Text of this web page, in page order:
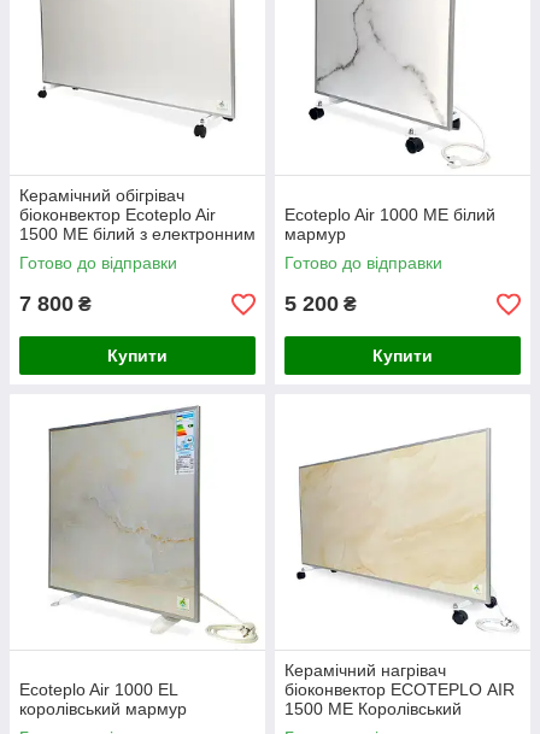
Керамічний обігрівач
біоконвектор Ecoteplo Air
1500 ME білий з електронним
терморегулятором
Готово до відправки
7 800 ₴
Купити
Ecoteplo Air 1000 МЕ білий
мармур
Готово до відправки
5 200 ₴
Купити
Ecoteplo Air 1000 EL
королівський мармур
Керамічний нагрівач
біоконвектор ECOTEPLO AIR
1500 ME Королівський
мармур